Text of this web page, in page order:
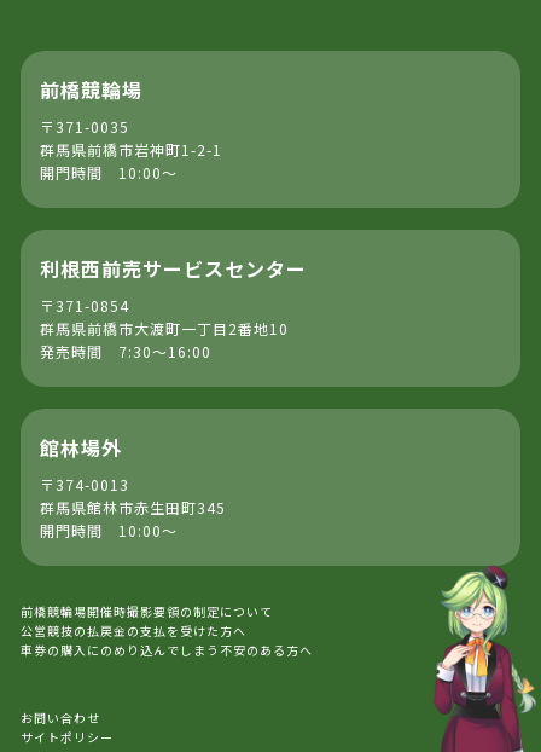
前橋競輪場
〒371-0035
群馬県前橋市岩神町1-2-1
開門時間 10:00～
利根西前売サービスセンター
〒371-0854
群馬県前橋市大渡町一丁目2番地10
発売時間 7:30～16:00
館林場外
〒374-0013
群馬県館林市赤生田町345
開門時間 10:00～
前橋競輪場開催時撮影要領の制定について
公営競技の払戻金の支払を受けた方へ
車券の購入にのめり込んでしまう不安のある方へ
お問い合わせ
サイトポリシー